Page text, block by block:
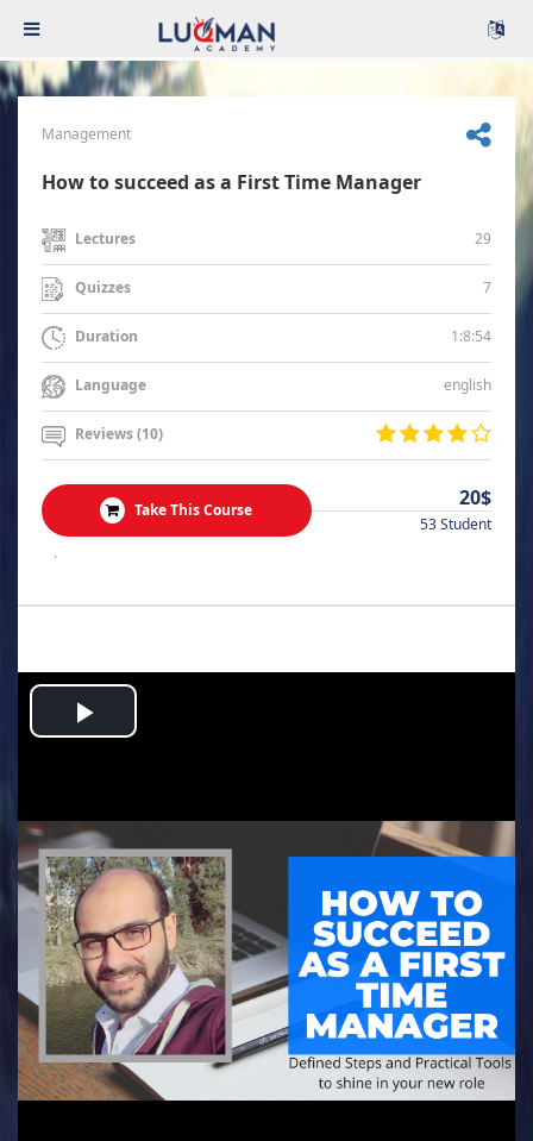
Management
How to succeed as a First Time Manager
Lectures 29
Quizzes 7
Duration 1:8:54
Language english
Reviews (10)
Take This Course 20$
53 Student
.
Play